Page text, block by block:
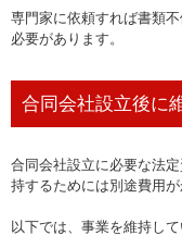
専門家に依頼すれば書類
必要があります。
合同会社設立後に
合同会社設立に必要な法
持するためには別途費用が
以下では、事業を維持し